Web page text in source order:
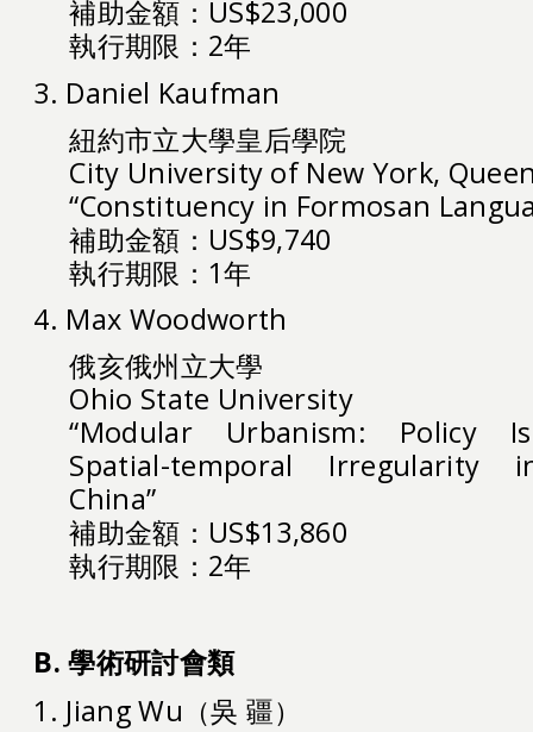
補助金額：US$23,000
執行期限：2年
3. Daniel Kaufman
紐約市立大學皇后學院
City University of New York,
“Constituency in Formosan
補助金額：US$9,740
執行期限：1年
4. Max Woodworth
俄亥俄州立大學
Ohio State University
“Modular Urbanism: Policy
Spatial-temporal Irregularity
China”
補助金額：US$13,860
執行期限：2年
B. 學術研討會類
1. Jiang Wu（吳 疆）